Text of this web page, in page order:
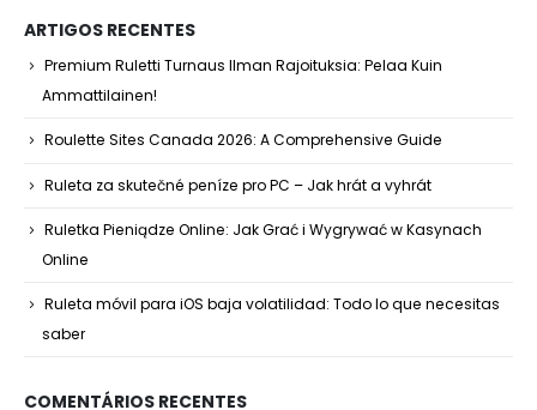
ARTIGOS RECENTES
Premium Ruletti Turnaus Ilman Rajoituksia: Pelaa Kuin
Ammattilainen!
Roulette Sites Canada 2026: A Comprehensive Guide
Ruleta za skutečné peníze pro PC – Jak hrát a vyhrát
Ruletka Pieniądze Online: Jak Grać i Wygrywać w Kasynach
Online
Ruleta móvil para iOS baja volatilidad: Todo lo que necesitas
saber